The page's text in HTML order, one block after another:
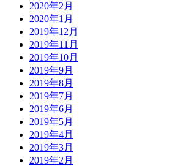
2020年2月
2020年1月
2019年12月
2019年11月
2019年10月
2019年9月
2019年8月
2019年7月
2019年6月
2019年5月
2019年4月
2019年3月
2019年2月